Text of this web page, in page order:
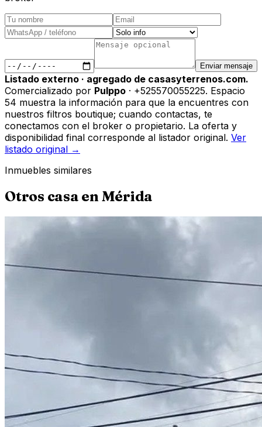
Enviar mensaje
Listado externo · agregado de casasyterrenos.com.
Comercializado por Pulppo · +525570055225. Espacio
54 muestra la información para que la encuentres con
nuestros filtros boutique; cuando contactas, te
conectamos con el broker o propietario. La oferta y
disponibilidad final corresponde al listador original. Ver
listado original →
Inmuebles similares
Otros casa enMérida